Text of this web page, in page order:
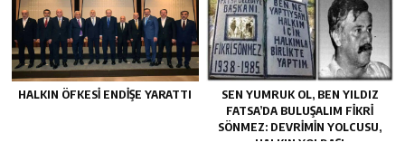
HALKIN ÖFKESI ENDIŞE YARATTI
SEN YUMRUK OL, BEN YILDIZ
FATSA’DA BULUŞALIM FIKRI
SÖNMEZ: DEVRIMIN YOLCUSU,
HALKIN YOLDAŞI